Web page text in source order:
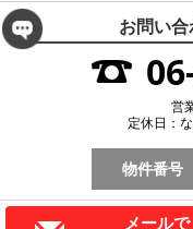
お問い
営
定休日：
物件番号
メールで